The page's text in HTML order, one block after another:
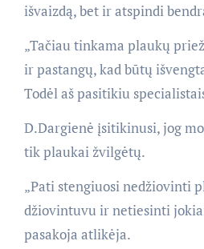
išvaizdą, bet ir atspindi
„Tačiau tinkama plaukų
ir pastangų, kad būtų
Todėl aš pasitikiu
D.Dargienė įsitikinusi, jog
tik plaukai žvilgėtų.
„Pati stengiuosi nedžiovinti
džiovintuvu ir netiesinti
pasakoja atlikėja.